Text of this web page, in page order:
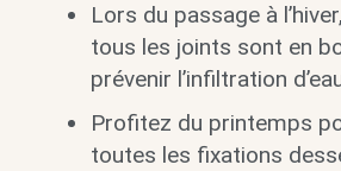
Lors du passage à
tous les joints sont en
prévenir l’infiltration
Profitez du printemps
toutes les fixations